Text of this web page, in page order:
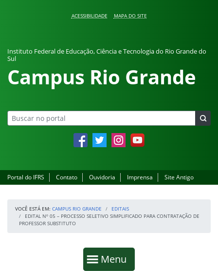
ACESSIBILIDADE MAPA DO SITE
Instituto Federal de Educação, Ciência e Tecnologia do Rio Grande do
Sul
Campus Rio Grande
Facebook Twitter InstagramYouTube
Portal do IFRS Contato Ouvidoria Imprensa Site Antigo
VOCÊ ESTÁ EM: CAMPUS RIO GRANDE
EDITAIS
EDITAL Nº 05 – PROCESSO SELETIVO SIMPLIFICADO PARA CONTRATAÇÃO DE
PROFESSOR SUBSTITUTO
Mostrar
Menu